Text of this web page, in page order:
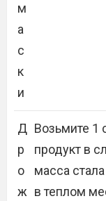
м
а
с
к
и
Д
р
о
ж
Возьмите 1
продукт в
масса
в теплом